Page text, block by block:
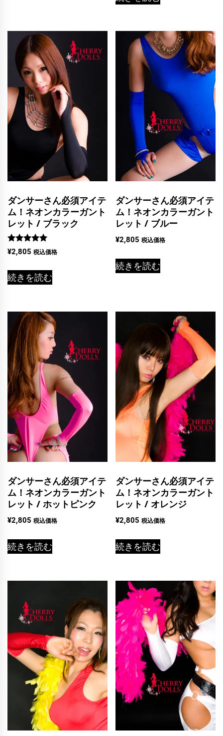
ダンサーさん必須アイテ
ム！ネオンカラーガント
レット / ブラック
5段階中
5.00
¥2,805 税込価格
続きを読む
ダンサーさん必須アイテ
ム！ネオンカラーガント
レット / ブルー
¥2,805 税込価格
続きを読む
ダンサーさん必須アイテ
ム！ネオンカラーガント
レット / ホットピンク
¥2,805 税込価格
続きを読む
ダンサーさん必須アイテ
ム！ネオンカラーガント
レット / オレンジ
¥2,805 税込価格
続きを読む